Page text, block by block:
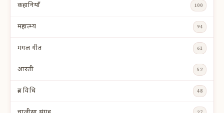
कहानियाँ 100
महात्म्य 94
मंगल गीत 61
आरती 52
व्रत विधि 48